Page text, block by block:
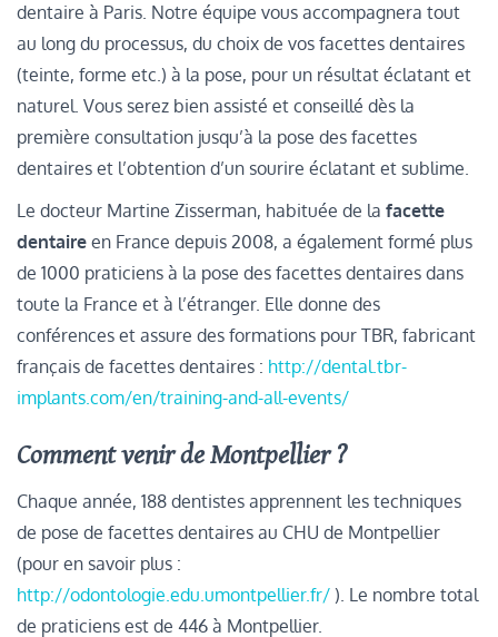
dentaire à Paris. Notre équipe vous accompagnera tout
au long du processus, du choix de vos facettes dentaires
(teinte, forme etc.) à la pose, pour un résultat éclatant et
naturel. Vous serez bien assisté et conseillé dès la
première consultation jusqu’à la pose des facettes
dentaires et l’obtention d’un sourire éclatant et sublime.
Le docteur Martine Zisserman, habituée de la facette
dentaire en France depuis 2008, a également formé plus
de 1000 praticiens à la pose des facettes dentaires dans
toute la France et à l’étranger. Elle donne des
conférences et assure des formations pour TBR, fabricant
français de facettes dentaires : http://dental.tbr-
implants.com/en/training-and-all-events/
Comment venir de Montpellier ?
Chaque année, 188 dentistes apprennent les techniques
de pose de facettes dentaires au CHU de Montpellier
(pour en savoir plus :
http://odontologie.edu.umontpellier.fr/ ). Le nombre total
de praticiens est de 446 à Montpellier.